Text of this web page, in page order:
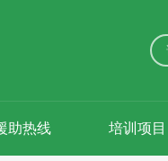
助热线 培训项目